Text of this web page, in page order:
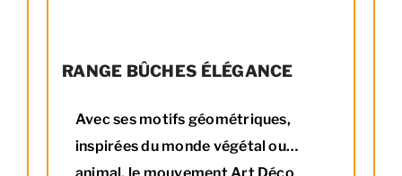
RANGE BÛCHES ÉLÉGANCE
Avec ses motifs géométriques,
inspirées du monde végétal ou